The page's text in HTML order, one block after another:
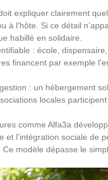
expliquer clairement
à l’hôte. Si ce détail
habillé en solidaire.
: école,
financent par exemple
: un hébergement
locales participent
comme Alfa3a
et l’intégration sociale de
modèle dépasse le